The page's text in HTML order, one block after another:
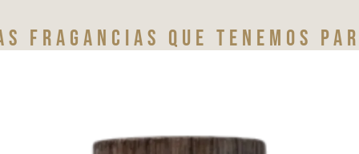
fragancias que tenemos